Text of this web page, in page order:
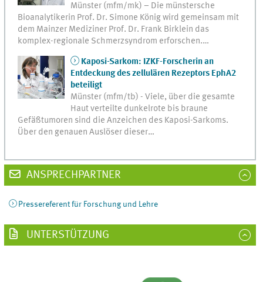
Münster (mfm/mk) – Die münstersche
Bioanalytikerin Prof. Dr. Simone König wird gemeinsam mit
dem Mainzer Mediziner Prof. Dr. Frank Birklein das
komplex-regionale Schmerzsyndrom erforschen.…
Kaposi-Sarkom: IZKF-Forscherin an
Entdeckung des zellulären Rezeptors EphA2
beteiligt
Münster (mfm/tb) - Viele, über die gesamte
Haut verteilte dunkelrote bis braune
Gefäßtumoren sind die Anzeichen des Kaposi-Sarkoms.
Über den genauen Auslöser dieser…
ANSPRECHPARTNER
Pressereferent für Forschung und Lehre
UNTERSTÜTZUNG